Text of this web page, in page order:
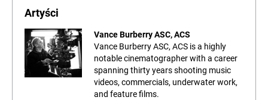
Artyści
Vance Burberry ASC, ACS
Vance Burberry ASC, ACS is a highly
notable cinematographer with a career
spanning thirty years shooting music
videos, commercials, underwater work,
and feature films.